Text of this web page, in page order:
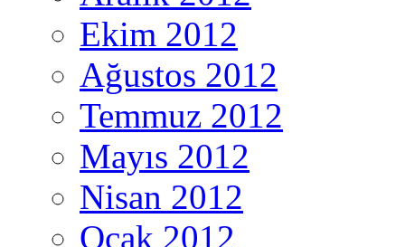
Ekim 2012
Ağustos 2012
Temmuz 2012
Mayıs 2012
Nisan 2012
Ocak 2012